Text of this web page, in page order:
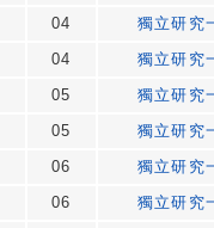
04
獨立研究
04
獨立研究
05
獨立研究
05
獨立研究
06
獨立研究
06
獨立研究